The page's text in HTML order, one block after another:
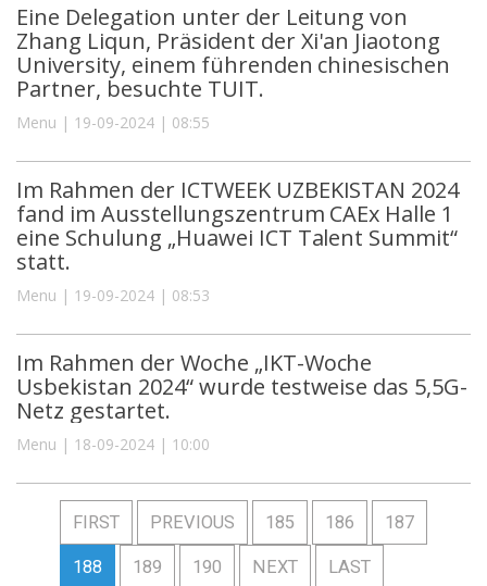
Eine Delegation unter der Leitung von
Zhang Liqun, Präsident der Xi'an Jiaotong
University, einem führenden chinesischen
Partner, besuchte TUIT.
Menu | 19-09-2024 | 08:55
Im Rahmen der ICTWEEK UZBEKISTAN 2024
fand im Ausstellungszentrum CAEx Halle 1
eine Schulung „Huawei ICT Talent Summit“
statt.
Menu | 19-09-2024 | 08:53
Im Rahmen der Woche „IKT-Woche
Usbekistan 2024“ wurde testweise das 5,5G-
Netz gestartet.
Menu | 18-09-2024 | 10:00
FIRST PREVIOUS 185 186 187
188 189 190 NEXT LAST